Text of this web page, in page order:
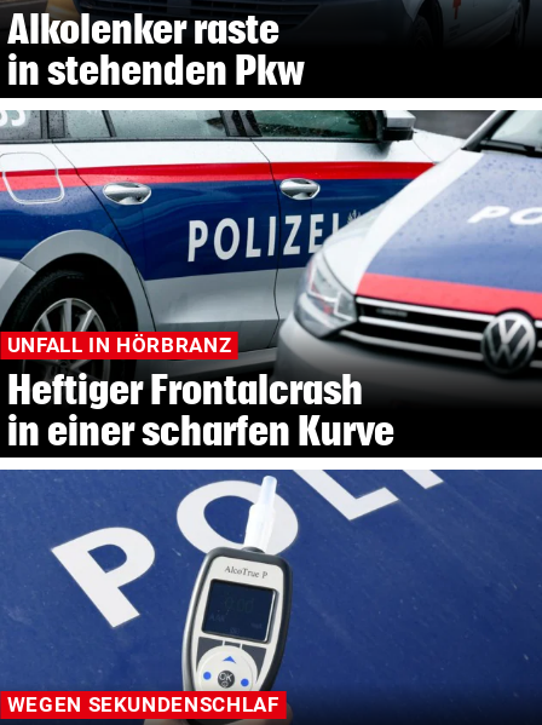
Alkolenker raste
in stehenden Pkw
UNFALL IN HÖRBRANZ
Heftiger Frontalcrash
in einer scharfen Kurve
WEGEN SEKUNDENSCHLAF